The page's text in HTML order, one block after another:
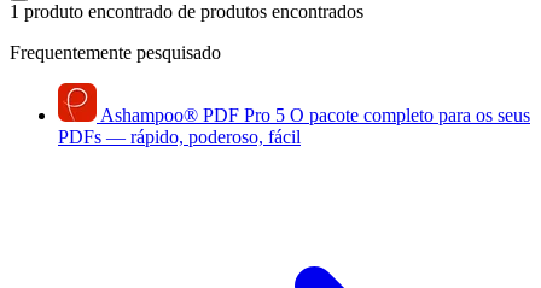
1 produto encontrado de produtos encontrados
Frequentemente pesquisado
Ashampoo® PDF Pro 5 O pacote completo para os seus
PDFs — rápido, poderoso, fácil